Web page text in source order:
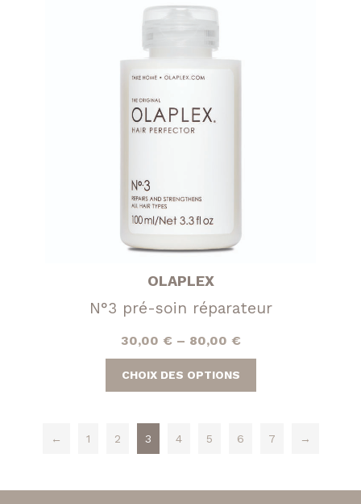
OLAPLEX
N°3 pré-soin réparateur
30,00 €– 80,00 €
CHOIX DES OPTIONS
variations.
← 1 2 3 4 5 6 7 →